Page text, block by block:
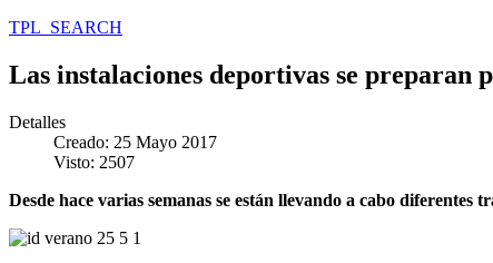
TPL_SEARCH
Las instalaciones deportivas se preparan
Detalles
Creado: 25 Mayo 2017
Visto: 2507
Desde hace varias semanas se están llevando a cabo